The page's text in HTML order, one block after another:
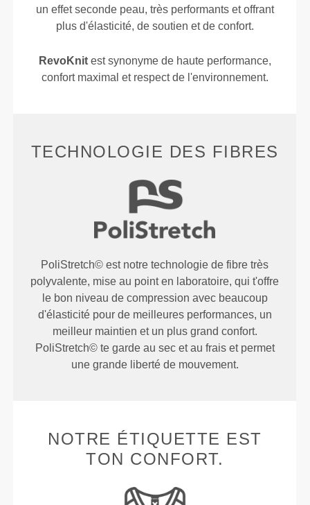
un effet seconde peau, très performants et offrant
plus d'élasticité, de soutien et de confort.
RevoKnitest synonyme de haute performance,
confort maximal et respect de l'environnement.
TECHNOLOGIE DES FIBRES
PoliStretch© est notre technologie de fibre très
polyvalente, mise au point en laboratoire, qui t'offre
le bon niveau de compression avec beaucoup
d'élasticité pour de meilleures performances, un
meilleur maintien et un plus grand confort.
PoliStretch© te garde au sec et au frais et permet
une grande liberté de mouvement.
NOTRE ÉTIQUETTE EST
TON CONFORT.